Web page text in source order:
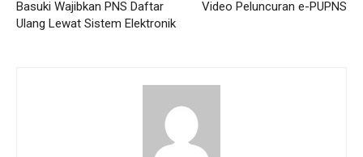
Basuki Wajibkan PNS Daftar
Ulang Lewat Sistem Elektronik
Video Peluncuran e-PUPNS